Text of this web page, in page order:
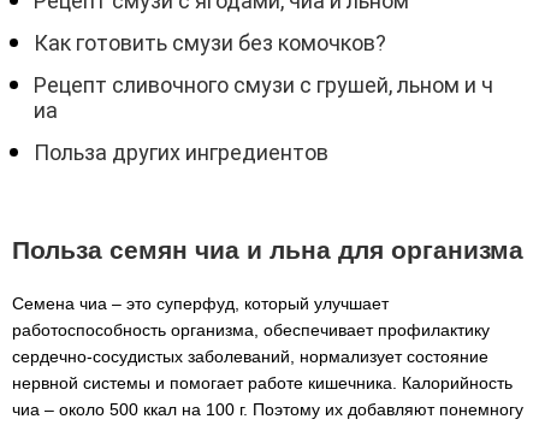
Как готовить смузи без комочков?
Рецепт сливочного смузи c грушей, льном и ч
иа
Польза других ингредиентов
Польза семян чиа и льна для организма
Семена чиа – это суперфуд, который улучшает
работоспособность организма, обеспечивает профилактику
сердечно-сосудистых заболеваний, нормализует состояние
нервной системы и помогает работе кишечника. Калорийность
чиа – около 500 ккал на 100 г. Поэтому их добавляют понемногу